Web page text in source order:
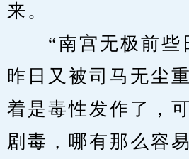
来。
“南宫无极前些
昨日又被司马无尘
着是毒性发作了，
剧毒，哪有那么容